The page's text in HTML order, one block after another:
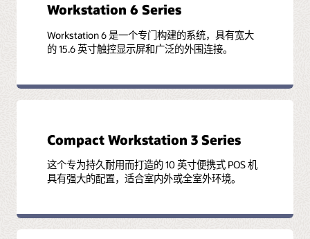
Workstation 6 Series
Workstation 6 是一个专门构建的系统，具有宽大
的 15.6 英寸触控显示屏和广泛的外围连接。
Compact Workstation 3 Series
这个专为持久耐用而打造的 10 英寸便携式 POS 机
具有强大的配置，适合室内外或全室外环境。